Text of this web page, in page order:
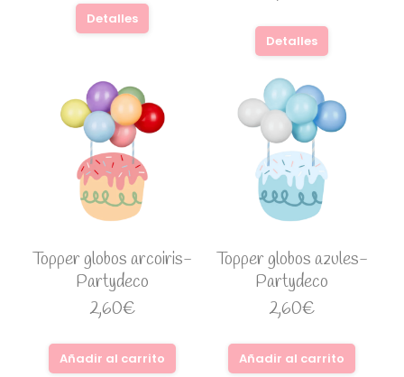
Detalles
Detalles
Topper globos arcoiris-
Partydeco
2,60€
Añadir al carrito
Topper globos azules-
Partydeco
2,60€
Añadir al carrito